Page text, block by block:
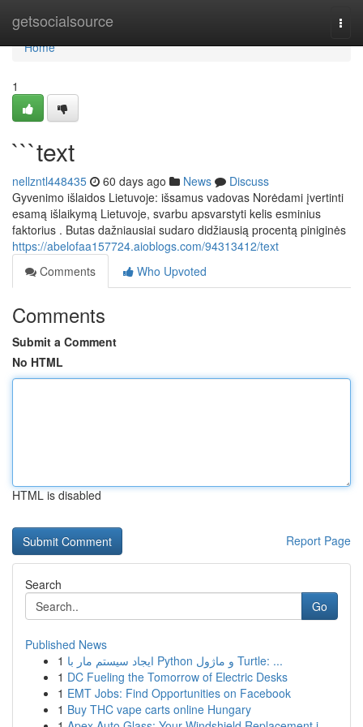
getsocialsource
Home
Home
1
```text
nellzntl448435 60 days ago News
Discuss
Gyvenimo išlaidos Lietuvoje: išsamus vadovas Norėdami įvertinti
esamą išlaikymą Lietuvoje, svarbu apsvarstyti kelis esminius
faktorius . Butas dažniausiai sudaro didžiausią procentą piniginės
https://abelofaa157724.aioblogs.com/94313412/text
Comments
Who Upvoted
Comments
Submit a Comment
No HTML
HTML is disabled
Report Page
Search
Go
Published News
1
ایجاد سیستم مار با Python و ماژول Turtle: ...
1 DC Fueling the Tomorrow of Electric Desks
1 EMT Jobs: Find Opportunities on Facebook
1 Buy THC vape carts online Hungary